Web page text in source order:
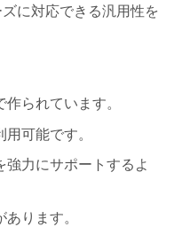
に対応できる汎用性を
られています。
可能です。
強力にサポートするよ
ります。